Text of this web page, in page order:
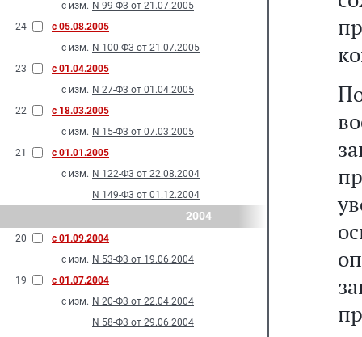
с изм. N 99-Ф3 от 21.07.2005
24
с 05.08.2005
с изм. N 100-Ф3 от 21.07.2005
23
с 01.04.2005
с изм. N 27-Ф3 от 01.04.2005
22
с 18.03.2005
с изм. N 15-Ф3 от 07.03.2005
21
с 01.01.2005
с изм. N 122-Ф3 от 22.08.2004
N 149-Ф3 от 01.12.2004
2004
20
с 01.09.2004
с изм. N 53-Ф3 от 19.06.2004
19
с 01.07.2004
с изм. N 20-Ф3 от 22.04.2004
N 58-Ф3 от 29.06.2004